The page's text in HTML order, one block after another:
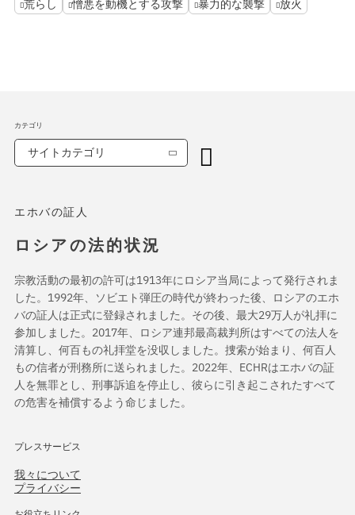
荒らし 憎悪を動機とする攻撃 暴力的な襲撃 放火
エホバの証人
ロシアの法的状況
宗教活動の最初の許可は1913年にロシア当局によって発行されま
した。1992年、ソビエト弾圧の時代が終わった後、ロシアのエホ
バの証人は正式に登録されました。その後、最大29万人が礼拝に
参加しました。2017年、ロシア連邦最高裁判所はすべての法人を
清算し、何百もの礼拝堂を没収しました。捜索が始まり、何百人
もの信者が刑務所に送られました。2022年、ECHRはエホバの証
人を無罪とし、刑事訴追を停止し、彼らに引き起こされたすべて
の危害を補償するよう命じました。
プレスサービス
我々について
プライバシー
カテゴリ
サイトカテゴリ